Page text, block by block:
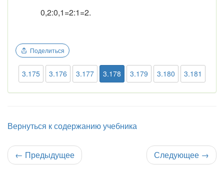
0,2:0,1=2:1=2.
Поделиться
3.175 3.176 3.177 3.178 3.179 3.180 3.181
Вернуться к содержанию учебника
← Предыдущее Следующее →